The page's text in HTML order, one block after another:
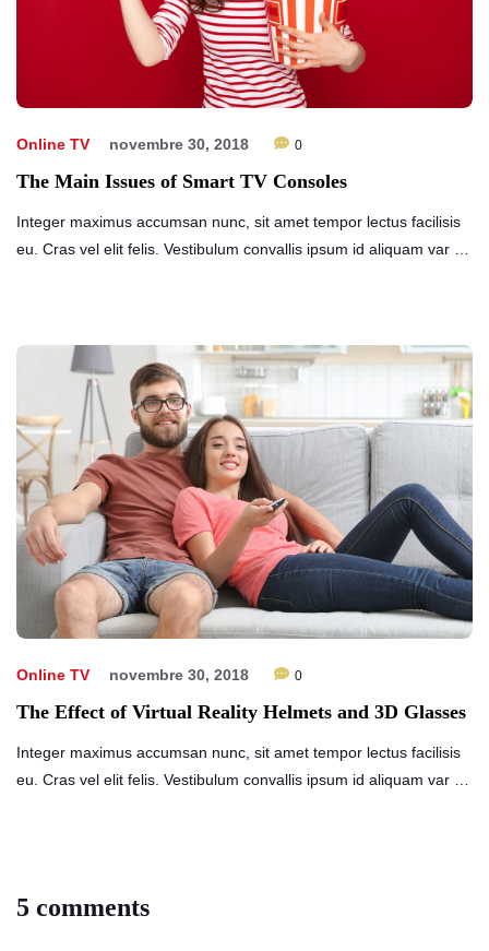
Online TV novembre 30, 2018 0
The Main Issues of Smart TV Consoles
Integer maximus accumsan nunc, sit amet tempor lectus facilisis
eu. Cras vel elit felis. Vestibulum convallis ipsum id aliquam var …
Online TV novembre 30, 2018 0
The Effect of Virtual Reality Helmets and 3D Glasses
Integer maximus accumsan nunc, sit amet tempor lectus facilisis
eu. Cras vel elit felis. Vestibulum convallis ipsum id aliquam var …
5 comments